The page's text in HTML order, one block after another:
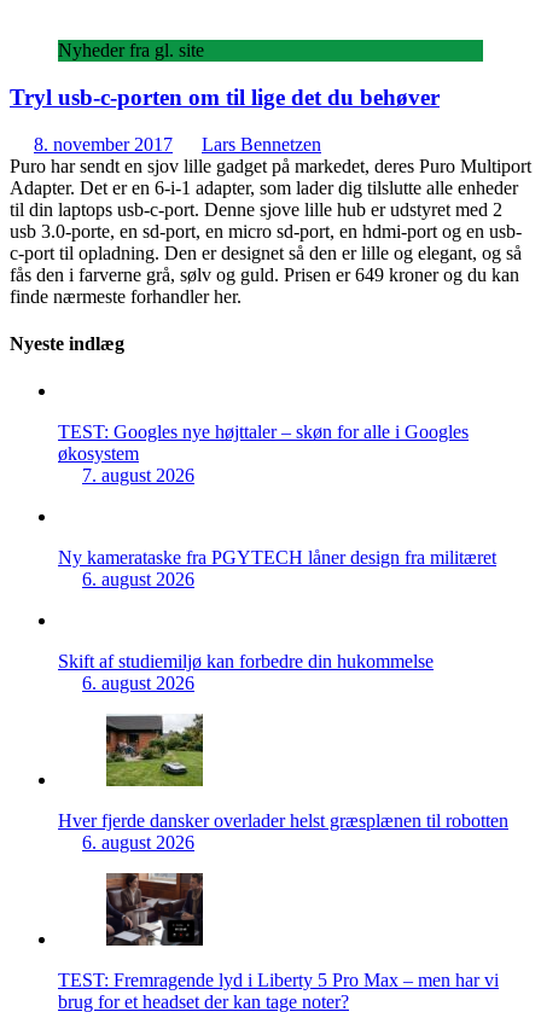
Nyheder fra gl. site
Tryl usb-c-porten om til lige det du behøver
8. november 2017
Lars Bennetzen
Puro har sendt en sjov lille gadget på markedet, deres Puro Multiport
Adapter. Det er en 6-i-1 adapter, som lader dig tilslutte alle enheder
til din laptops usb-c-port. Denne sjove lille hub er udstyret med 2
usb 3.0-porte, en sd-port, en micro sd-port, en hdmi-port og en usb-
c-port til opladning. Den er designet så den er lille og elegant, og så
fås den i farverne grå, sølv og guld. Prisen er 649 kroner og du kan
finde nærmeste forhandler her.
Nyeste indlæg
TEST: Googles nye højttaler – skøn for alle i Googles
økosystem
7. august 2026
Ny kamerataske fra PGYTECH låner design fra militæret
6. august 2026
Skift af studiemiljø kan forbedre din hukommelse
6. august 2026
Hver fjerde dansker overlader helst græsplænen til robotten
6. august 2026
TEST: Fremragende lyd i Liberty 5 Pro Max – men har vi
brug for et headset der kan tage noter?